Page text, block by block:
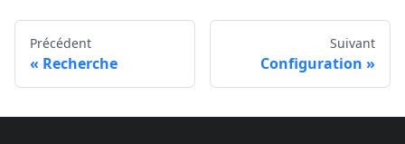
Précédent
Recherche
Suivant
Configuration